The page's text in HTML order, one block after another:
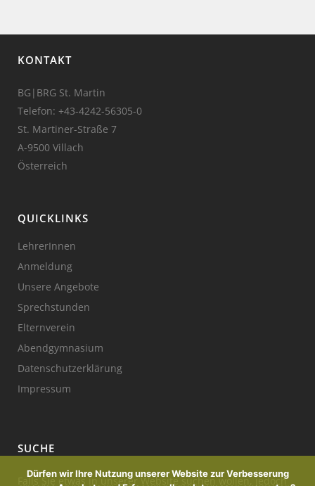
KONTAKT
BG|BRG St. Martin
Telefon: +43-4242-56305-0
St. Martiner-Straße 7
A-9500 Villach
Österreich
QUICKLINKS
LehrerInnen
Anmeldung
Unsere Angebote
Sprechstunden
Elternverein
Abendgymnasium
Datenschutzerklärung
Impressum
SUCHE
Falls Sie etwas in unserer Website suchen wollen, jedoch
Dürfen wir Ihre Nutzung unserer Website zur Verbesserung